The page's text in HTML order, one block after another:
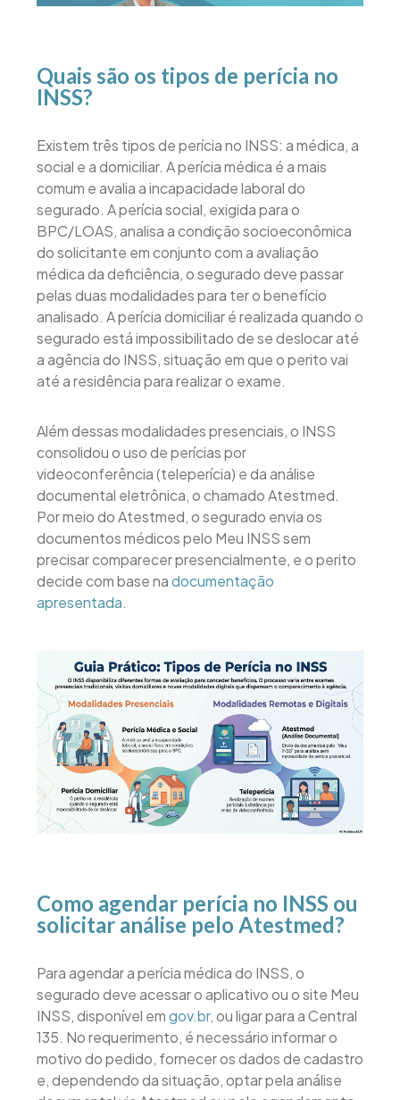
Quais são os tipos de perícia no
INSS?
Existem três tipos de perícia no INSS: a médica, a
social e a domiciliar. A perícia médica é a mais
comum e avalia a incapacidade laboral do
segurado. A perícia social, exigida para o
BPC/LOAS, analisa a condição socioeconômica
do solicitante em conjunto com a avaliação
médica da deficiência, o segurado deve passar
pelas duas modalidades para ter o benefício
analisado. A perícia domiciliar é realizada quando o
segurado está impossibilitado de se deslocar até
a agência do INSS, situação em que o perito vai
até a residência para realizar o exame.
Além dessas modalidades presenciais, o INSS
consolidou o uso de perícias por
videoconferência (teleperícia) e da análise
documental eletrônica, o chamado Atestmed.
Por meio do Atestmed, o segurado envia os
documentos médicos pelo Meu INSS sem
precisar comparecer presencialmente, e o perito
decide com base nadocumentação
apresentada.
Como agendar perícia no INSS ou
solicitar análise pelo Atestmed?
Para agendar a perícia médica do INSS, o
segurado deve acessar o aplicativo ou o site Meu
INSS, disponível emgov.br, ou ligar para a Central
135. No requerimento, é necessário informar o
motivo do pedido, fornecer os dados de cadastro
e, dependendo da situação, optar pela análise